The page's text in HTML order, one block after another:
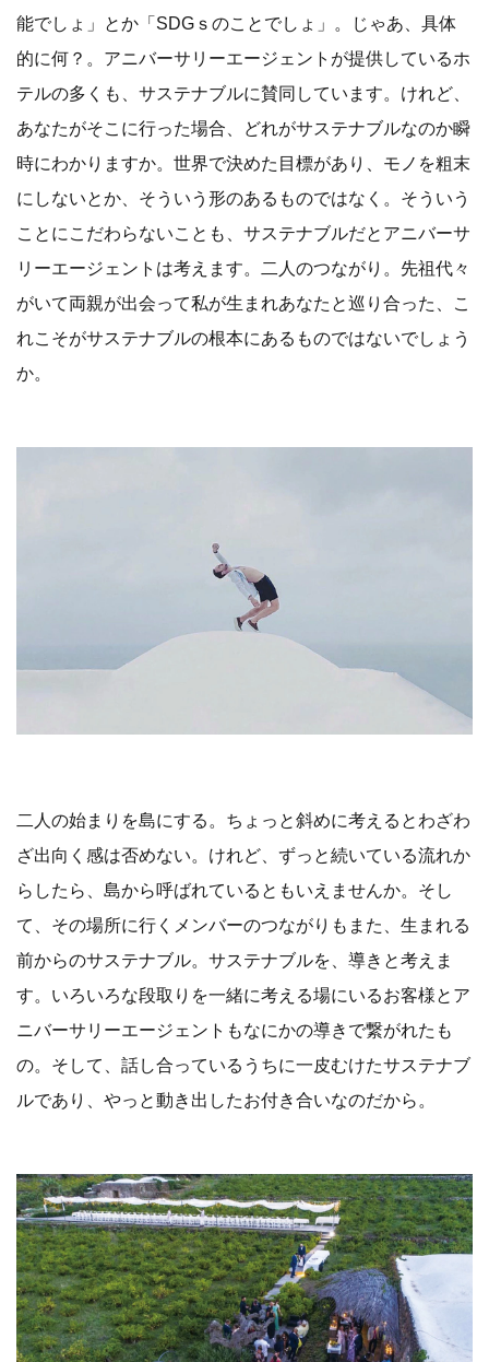
能でしょ」とか「SDGｓのことでしょ」。じゃあ、具体
的に何？。アニバーサリーエージェントが提供しているホ
テルの多くも、サステナブルに賛同しています。けれど、
あなたがそこに行った場合、どれがサステナブルなのか瞬
時にわかりますか。世界で決めた目標があり、モノを粗末
にしないとか、そういう形のあるものではなく。そういう
ことにこだわらないことも、サステナブルだとアニバーサ
リーエージェントは考えます。二人のつながり。先祖代々
がいて両親が出会って私が生まれあなたと巡り合った、こ
れこそがサステナブルの根本にあるものではないでしょう
か。
二人の始まりを島にする。ちょっと斜めに考えるとわざわ
ざ出向く感は否めない。けれど、ずっと続いている流れか
らしたら、島から呼ばれているともいえませんか。そし
て、その場所に行くメンバーのつながりもまた、生まれる
前からのサステナブル。サステナブルを、導きと考えま
す。いろいろな段取りを一緒に考える場にいるお客様とア
ニバーサリーエージェントもなにかの導きで繋がれたも
の。そして、話し合っているうちに一皮むけたサステナブ
ルであり、やっと動き出したお付き合いなのだから。